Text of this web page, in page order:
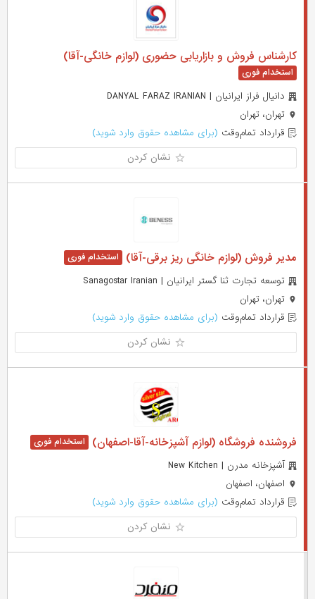
کارشناس فروش و بازاریابی حضوری (لوازم خانگی-آقا)
دانیال فراز ایرانیان | DANYAL FARAZ IRANIAN
تهران، تهران
قرارداد تمام‌وقت (برای مشاهده حقوق وارد شوید)
نشان کردن
مدیر فروش (لوازم خانگی ریز برقی-آقا)
توسعه تجارت ثنا گستر ایرانیان | Sanagostar Iranian
تهران، تهران
قرارداد تمام‌وقت (برای مشاهده حقوق وارد شوید)
نشان کردن
فروشنده فروشگاه (لوازم آشپزخانه-آقا-اصفهان)
آشپزخانه مدرن | New Kitchen
اصفهان، اصفهان
قرارداد تمام‌وقت (برای مشاهده حقوق وارد شوید)
نشان کردن